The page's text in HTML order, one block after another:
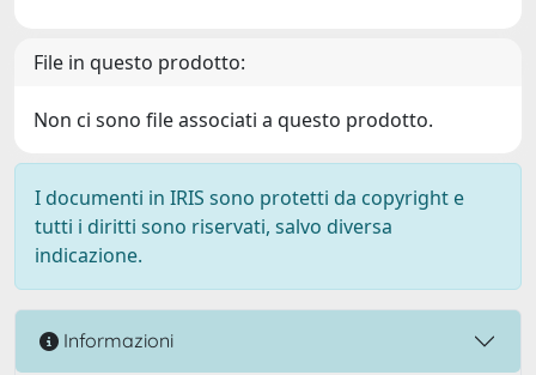
File in questo prodotto:
Non ci sono file associati a questo prodotto.
I documenti in IRIS sono protetti da copyright e
tutti i diritti sono riservati, salvo diversa
indicazione.
Informazioni